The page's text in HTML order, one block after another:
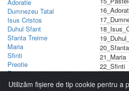
Adoratie
Dumnezeu Tatal
Isus Cristos
Duhul Sfant
Sfanta Treime
Maria
Sfinti
Preotie
Raposati
Altele
21_Maria
22_Sfinti
Utilizăm fișiere de tip cookie pentru a